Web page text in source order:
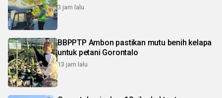
3 jam lalu
BBPPTP Ambon pastikan mutu benih kelapa
untuk petani Gorontalo
13 jam lalu